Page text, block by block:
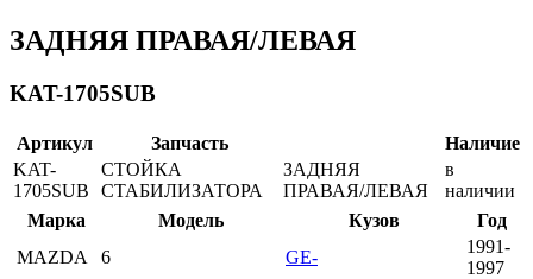
ЗАДНЯЯ ПРАВАЯ/ЛЕВАЯ
KAT-1705SUB
Артикул Запчасть
Наличие
KAT-
1705SUB
СТОЙКА
СТАБИЛИЗАТОРА
ЗАДНЯЯ
ПРАВАЯ/ЛЕВАЯ
в
наличии
Марка
Модель Кузов
Год
MAZDA
6 GE-
1991-
1997